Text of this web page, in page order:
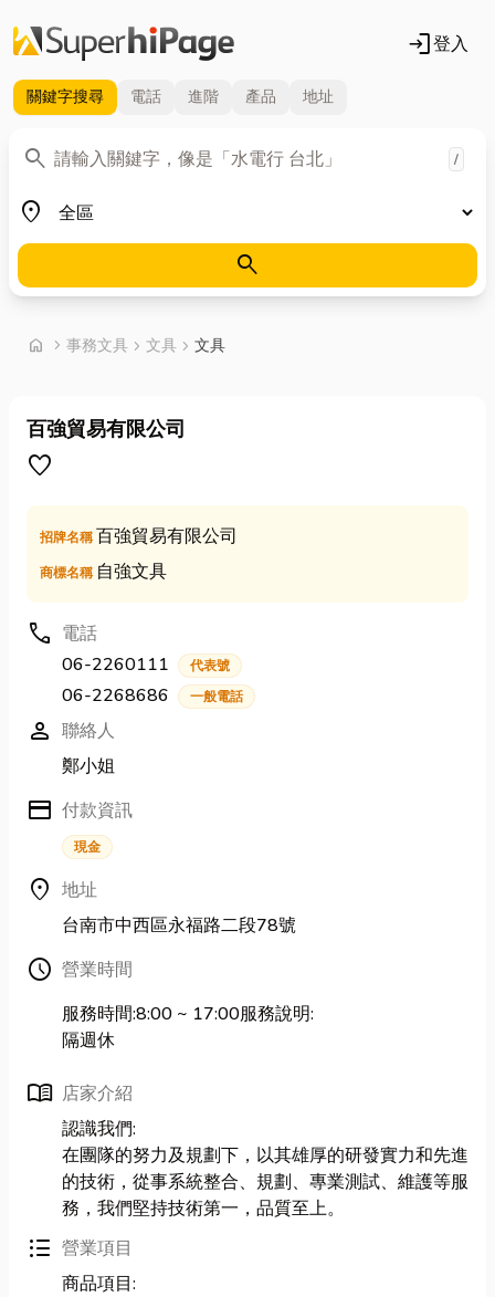
login登入
關鍵字搜尋 電話 進階 產品 地址
search
關鍵字 /
place
地區
search
home chevron_right 首頁
事務文具 chevron_right 文具 chevron_right 文具
百強貿易有限公司
favorite
招牌名稱百強貿易有限公司
商標名稱 自強文具
call 電話
06-2260111
代表號
06-2268686 一般電話
person 聯絡人
鄭小姐
credit_card 付款資訊
現金
location_on 地址
台南市中西區永福路二段78號
Schedule 營業時間
服務時間:8:00 ~ 17:00服務說明:
隔週休
menu_book 店家介紹
認識我們:
在團隊的努力及規劃下，以其雄厚的研發實力和先進
的技術，從事系統整合、規劃、專業測試、維護等服
務，我們堅持技術第一，品質至上。
format_list_bulleted 營業項目
商品項目: